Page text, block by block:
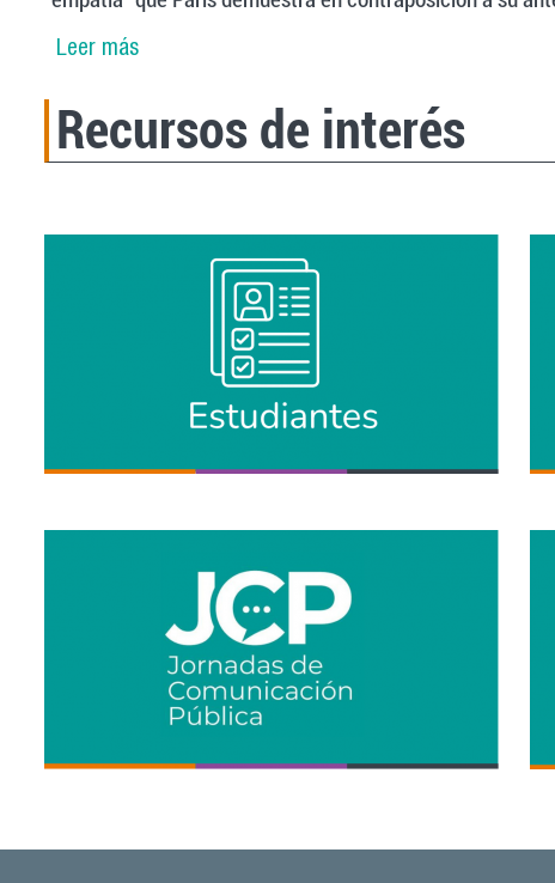
Leer mássobre Expertos destacan el cambio en el
Recursos de interés